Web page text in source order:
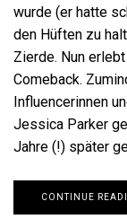
wurde (er hatte
den Hüften zu
Zierde. Nun
Comeback.
Influencerinnen
Jessica Parker
Jahre (!) später
CONTINUE